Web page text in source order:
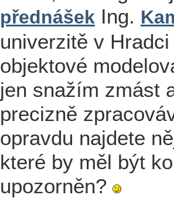
přednášek Ing.
univerzitě v
objektové
jen snažím zmást
precizně
opravdu najdete
které by měl být
upozorněn?